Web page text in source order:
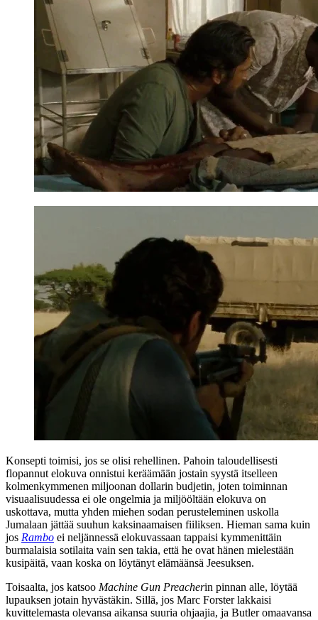
Konsepti toimisi, jos se olisi rehellinen. Pahoin taloudellisesti
flopannut elokuva onnistui keräämään jostain syystä itselleen
kolmenkymmenen miljoonan dollarin budjetin, joten toiminnan
visuaalisuudessa ei ole ongelmia ja miljööltään elokuva on
uskottava, mutta yhden miehen sodan perusteleminen uskolla
Jumalaan jättää suuhun kaksinaamaisen fiiliksen. Hieman sama kuin
jos Rambo ei neljännessä elokuvassaan tappaisi kymmenittäin
burmalaisia sotilaita vain sen takia, että he ovat hänen mielestään
kusipäitä, vaan koska on löytänyt elämäänsä Jeesuksen.
Toisaalta, jos katsoo Machine Gun Preacherin pinnan alle, löytää
lupauksen jotain hyvästäkin. Sillä, jos Marc Forsterlakkaisi
kuvittelemasta olevansa aikansa suuria ohjaajia, ja Butler omaavansa